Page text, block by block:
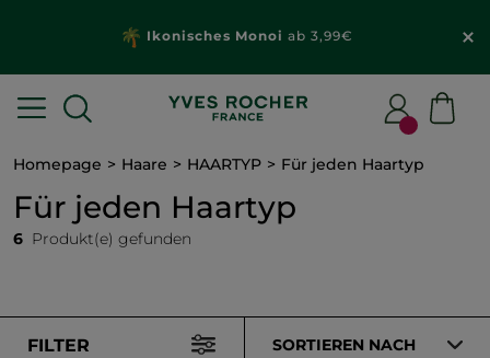
Ikonisches Monoi ab 3,99€
Homepage Haare HAARTYP Für jeden Haartyp
Für jeden Haartyp
6 Produkt(e) gefunden
FILTER SORTIEREN NACH